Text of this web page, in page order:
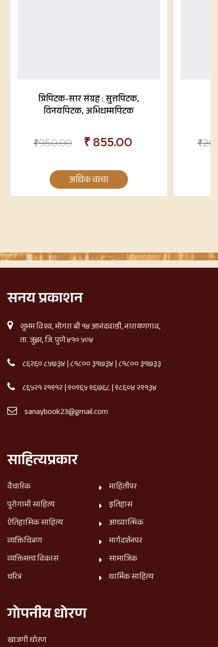
त्रिपिटक-सार संग्रह : सुत्तपिटक,
विनयपिटक, अभिधम्मपिटक
₹950.00 ₹ 855.00
अधिक वाचा
₹
सनय प्रकाशन
शुभम विश्व, मोगरा बी १४ आनंदवाडी, नारायणगाव,
ता. जुन्नर, जि. पुणे ४१० ५०४
८६२६० ८५७३४|८१८०० ३१७३४|८१८०० ३१७३३
८६५२१ २१९१२|९०९६५ ९६७६८|९८६०४ २९१३४
sanaybook23@gmail.com
साहित्यप्रकार
वैचारिक
पुरोगामी साहित्य
ऐतिहासिक साहित्य
व्यक्तिचित्रण
व्यक्तिमत्त्व विकास
चरित्र
माहितीपर
इतिहास
आध्यात्मिक
मार्गदर्शनपर
सामाजिक
धार्मिक साहित्य
गोपनीय धोरण
खाजगी धोरण